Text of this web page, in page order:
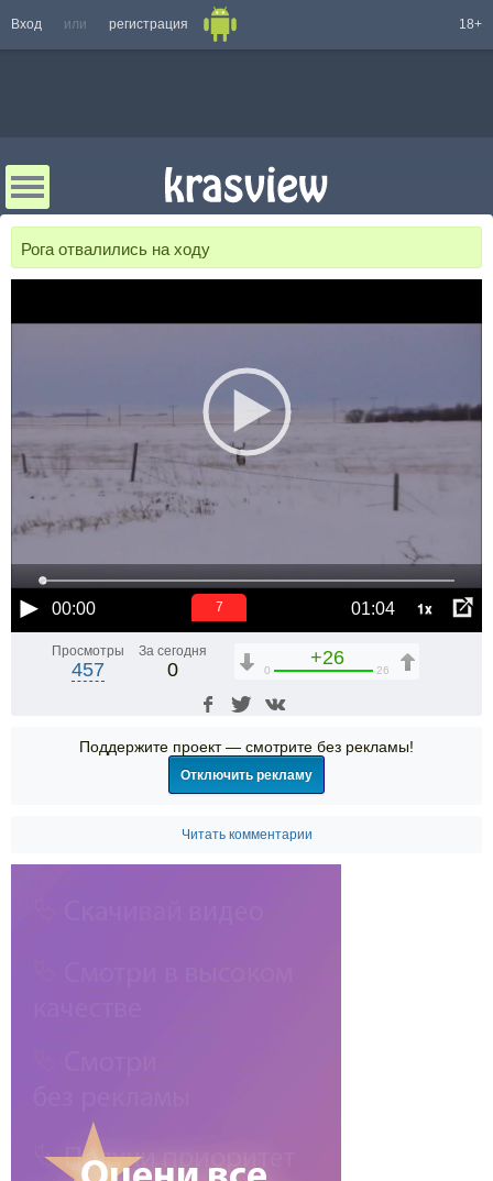
Вход или регистрация 18+
Рога отвалились на ходу
00:00 01:04 1x
6
Просмотры
457
За сегодня
0
+26
0 26
Поддержите проект — смотрите без рекламы!
Отключить рекламу
Читать комментарии